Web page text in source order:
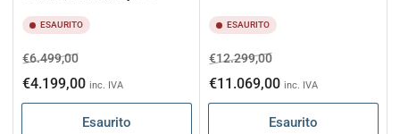
ESAURITO
Prezzo
di
listino
€6.499,00Prezzo
scontato
€4.199,00 inc. IVA
Esaurito
ESAURITO
Prezzo
di
listino
€12.299,00Prezzo
scontato
€11.069,00 inc. IVA
Esaurito